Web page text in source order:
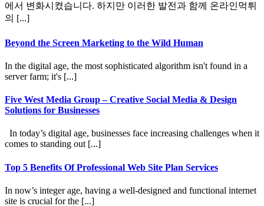
에서 변화시켰습니다. 하지만 이러한 발전과 함께 온라인먹튀
의 [...]
Beyond the Screen Marketing to the Wild Human
In the digital age, the most sophisticated algorithm isn't found in a
server farm; it's [...]
Five West Media Group – Creative Social Media & Design
Solutions for Businesses
In today’s digital age, businesses face increasing challenges when it
comes to standing out [...]
Top 5 Benefits Of Professional Web Site Plan Services
In now’s integer age, having a well-designed and functional internet
site is crucial for the [...]